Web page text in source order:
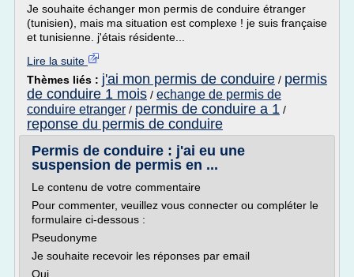
Je souhaite échanger mon permis de conduire étranger
(tunisien), mais ma situation est complexe ! je suis française
et tunisienne. j'étais résidente...
Lire la suite
Thèmes liés : j'ai mon permis de conduire / permis
de conduire 1 mois / echange de permis de
conduire etranger / permis de conduire a 1 /
reponse du permis de conduire
Permis de conduire : j'ai eu une
suspension de permis en ...
Le contenu de votre commentaire
Pour commenter, veuillez vous connecter ou compléter le
formulaire ci-dessous :
Pseudonyme
Je souhaite recevoir les réponses par email
Oui